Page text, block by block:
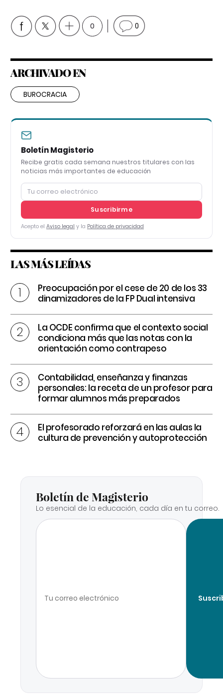
0 0
ARCHIVADO EN
BUROCRACIA
Boletín Magisterio
Recibe gratis cada semana nuestros titulares con las
noticias más importantes de educación
Suscribirme
Acepto el Aviso legal y la Política de privacidad
LAS MÁS LEÍDAS
Preocupación por el cese de 20 de los 33
dinamizadores de la FP Dual intensiva
La OCDE confirma que el contexto social
condiciona más que las notas con la
orientación como contrapeso
Contabilidad, enseñanza y finanzas
personales: la receta de un profesor para
formar alumnos más preparados
El profesorado reforzará en las aulas la
cultura de prevención y autoprotección
Boletín de Magisterio
Lo esencial de la educación, cada día en tu correo.